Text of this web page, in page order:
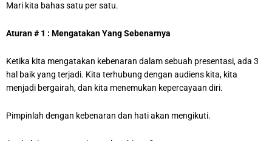
Mari kita bahas satu per satu.
Aturan # 1 : Mengatakan Yang Sebenarnya
Ketika kita mengatakan kebenaran dalam sebuah presentasi, ada 3
hal baik yang terjadi. Kita terhubung dengan audiens kita, kita
menjadi bergairah, dan kita menemukan kepercayaan diri.
Pimpinlah dengan kebenaran dan hati akan mengikuti.